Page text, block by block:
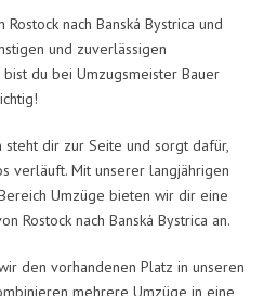
nach Banská Bystrica und
und zuverlässigen
du bei Umzugsmeister Bauer
dir zur Seite und sorgt dafür,
verläuft. Mit unserer langjährigen
Umzüge bieten wir dir eine
Rostock nach Banská Bystrica an.
den vorhandenen Platz in unseren
mehrere Umzüge in eine